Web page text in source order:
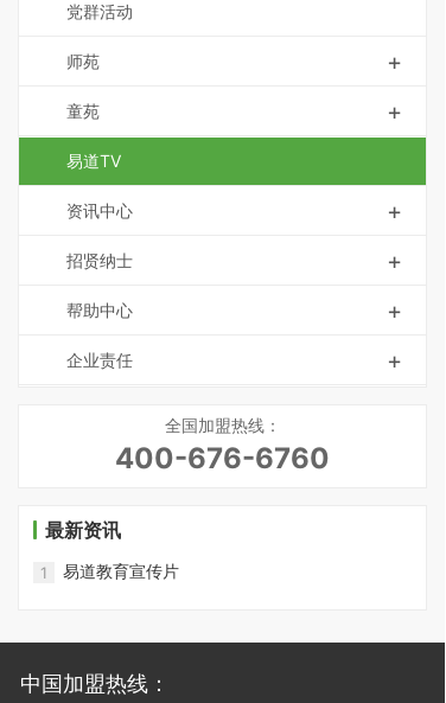
党群活动
师苑 +
童苑 +
易道TV
资讯中心 +
招贤纳士 +
帮助中心 +
企业责任 +
全国加盟热线：
400-676-6760
最新资讯
1 易道教育宣传片
中国加盟热线：